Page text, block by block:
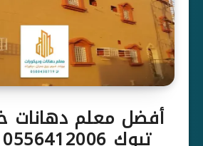
أفضل معلم دهانات